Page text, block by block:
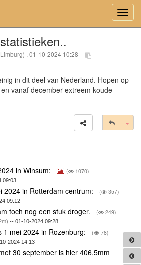
, 01-10-2024 10:28
in dit deel van Nederland. Hopen op
vanaf december extreem koude
in Winsum: ( 1070)
09:03
2024 in Rotterdam centrum: ( 357)
09:12
toch nog een stuk droger. ( 249)
-- 01-10-2024 09:28
1 mei 2024 in Rozenburg: ( 78)
2024 14:13
30 september is hier 406,5mm